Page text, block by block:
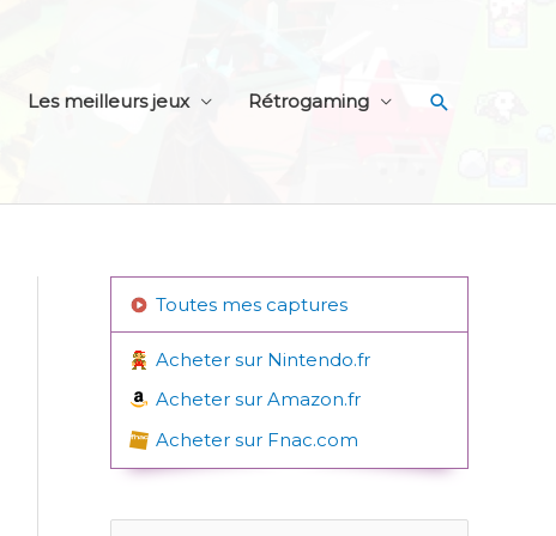
Les meilleurs jeux Rétrogaming
Toutes mes captures
Acheter sur Nintendo.fr
Acheter sur Amazon.fr
Acheter sur Fnac.com